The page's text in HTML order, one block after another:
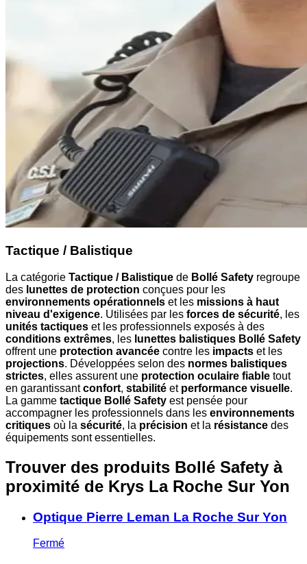
Tactique / Balistique
La catégorie Tactique / Balistique de Bollé Safety regroupe
des lunettes de protection conçues pour les
environnements opérationnels et les missions à haut
niveau d'exigence. Utilisées par les forces de sécurité, les
unités tactiques et les professionnels exposés à des
conditions extrêmes, les lunettes balistiques Bollé Safety
offrent une protection avancée contre les impacts et les
projections. Développées selon des normes balistiques
strictes, elles assurent une protection oculaire fiable tout
en garantissantconfort, stabilité et performance visuelle.
La gamme tactique Bollé Safety est pensée pour
accompagner les professionnels dans les environnements
critiques où la sécurité, la précision et la résistance des
équipements sont essentielles.
Trouver des produits Bollé Safety à
proximité de Krys La Roche Sur Yon
Optique Pierre Leman La Roche Sur Yon
Fermé